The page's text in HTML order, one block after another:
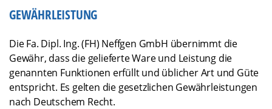
GEWÄHRLEISTUNG
Die Fa. Dipl. Ing. (FH) Neffgen GmbH übernimmt die
Gewähr, dass die gelieferte Ware und Leistung die
genannten Funktionen erfüllt und üblicher Art und Güte
entspricht. Es gelten die gesetzlichen Gewährleistungen
nach Deutschem Recht.